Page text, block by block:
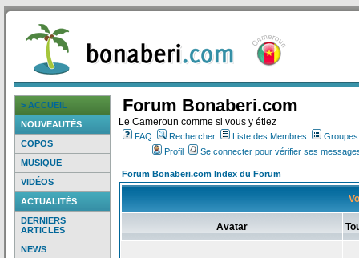
> ACCUEIL
NOUVEAUTÉS
COPOS
MUSIQUE
VIDÉOS
ACTUALITÉS
DERNIERS
ARTICLES
NEWS
Forum Bonaberi.com
Le Cameroun comme si vous y étiez
FAQ Rechercher Liste des Membres
Profil
Se connecter pour vérifier ses
Forum Bonaberi.com Index du Forum
Avatar